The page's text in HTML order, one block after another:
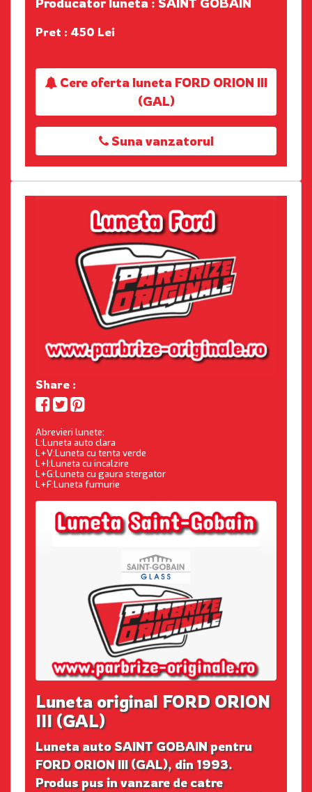
Producator luneta : SAINT GOBAIN
Pret : 450 Lei
Cere oferta luneta FORD ORION III
(GAL)
Suna vanzatorul
Share :
Abrevieri lunete:
L:Luneta auto clara
L+V:Luneta cu tenta verde
L+I:Luneta cu incalzire
L+G:Luneta cu gaura stergator
L+F:Luneta fumurie
Luneta original FORD ORION
III (GAL)
Luneta auto SAINT GOBAIN pentru
FORD ORION III (GAL), din 1993.
Produs pus in vanzare de catre